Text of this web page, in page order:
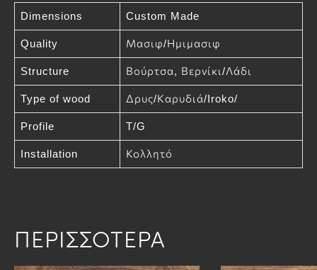
Dimensions Custom Made
Quality Μασιφ/Ημιμασιφ
Structure Βούρτσα, Βερνίκι/Λάδι
Type of wood Δρυς/Καρυδιά/Iroko/
Profile T/G
Installation Κολλητό
ΠΕΡΙΣΣΟΤΕΡΑ